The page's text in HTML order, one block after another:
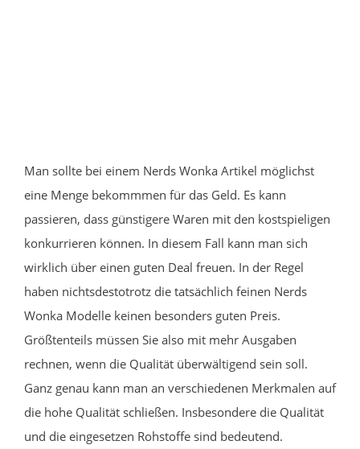
Man sollte bei einem Nerds Wonka Artikel möglichst
eine Menge bekommmen für das Geld. Es kann
passieren, dass günstigere Waren mit den kostspieligen
konkurrieren können. In diesem Fall kann man sich
wirklich über einen guten Deal freuen. In der Regel
haben nichtsdestotrotz die tatsächlich feinen Nerds
Wonka Modelle keinen besonders guten Preis.
Größtenteils müssen Sie also mit mehr Ausgaben
rechnen, wenn die Qualität überwältigend sein soll.
Ganz genau kann man an verschiedenen Merkmalen auf
die hohe Qualität schließen. Insbesondere die Qualität
und die eingesetzen Rohstoffe sind bedeutend.